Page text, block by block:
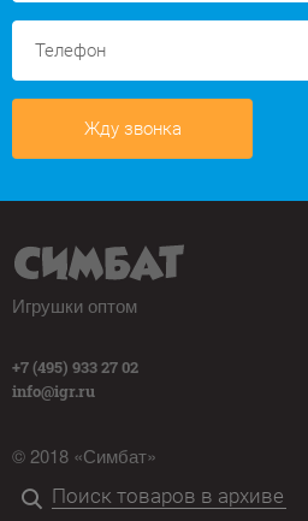
Жду звонка
Игрушки оптом
+7 (495) 933 27 02
info@igr.ru
© 2018 «Симбат»